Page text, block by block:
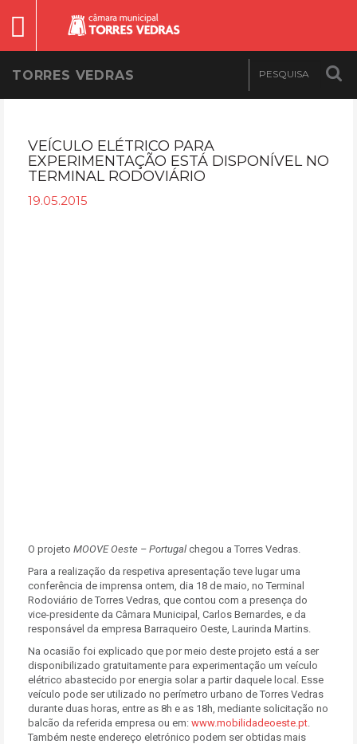
TORRES VEDRAS
VEÍCULO ELÉTRICO PARA
EXPERIMENTAÇÃO ESTÁ DISPONÍVEL NO
TERMINAL RODOVIÁRIO
19.05.2015
O projeto MOOVE Oeste – Portugal chegou a Torres Vedras.
Para a realização da respetiva apresentação teve lugar uma
conferência de imprensa ontem, dia 18 de maio, no Terminal
Rodoviário de Torres Vedras, que contou com a presença do
vice-presidente da Câmara Municipal, Carlos Bernardes, e da
responsável da empresa Barraqueiro Oeste, Laurinda Martins.
Na ocasião foi explicado que por meio deste projeto está a ser
disponibilizado gratuitamente para experimentação um veículo
elétrico abastecido por energia solar a partir daquele local. Esse
veículo pode ser utilizado no perímetro urbano de Torres Vedras
durante duas horas, entre as 8h e as 18h, mediante solicitação no
balcão da referida empresa ou em: www.mobilidadeoeste.pt.
Também neste endereço eletrónico podem ser obtidas mais